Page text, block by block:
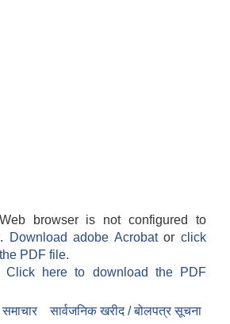
browser is not configured to
Download adobe Acrobatorclick
PDF file.
Click here to download the PDF
सार्वजनिक खरीद / बोलपत्र सूचना